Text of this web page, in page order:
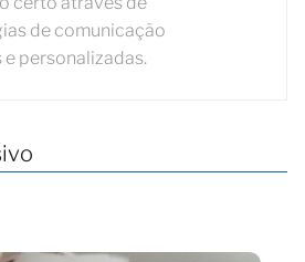
de comunicação
e personalizadas.